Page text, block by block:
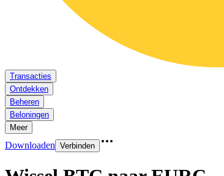
Transacties
Ontdekken
Beheren
Beloningen
Meer
Downloaden Verbinden